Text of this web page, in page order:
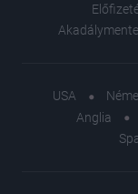
USA
Anglia